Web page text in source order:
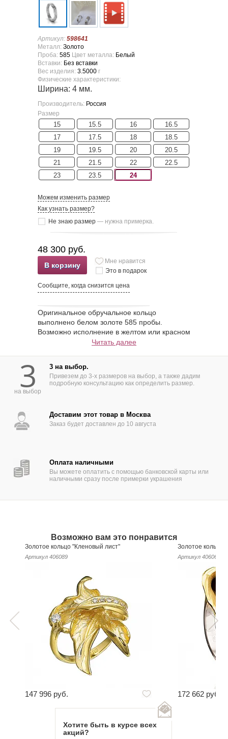
Артикул: 598641
Металл: Золото
Проба: 585 Цвет металла: Белый
Вставки: Без вставки
Вес изделия: 3.5000 г
Физические характеристики:
Ширина: 4 мм.
Производитель: Россия
Размер
15 15.5 16
16.5
17
17.5 18
18.5
19
19.5 20
20.5
21
21.5 22
22.5
23
23.5 24
Можем изменить размер
Как узнать размер?
Не знаю размер — нужна примерка.
48 300 руб.
В корзину
Мне нравится
Это в подарок
Сообщите, когда снизится цена
Оригинальное обручальное кольцо
выполнено белом золоте 585 пробы.
Возможно исполнение в желтом или красном
золоте или 750 пробе. Срок изготовления -
Читать далее
3
на выбор
3 на выбор.
Привезем до 3-х размеров на выбор, а также дадим
подробную консультацию как определить размер.
Доставим этот товар в Москва
Заказ будет доставлен до 10 августа
Оплата наличными
Вы можете оплатить с помощью банковской карты или
наличными сразу после примерки украшения
Возможно вам это понравится
Золотое кольцо "Кленовый лист"
Артикул 406089
147 996 руб.
Золотое кольцо
Артикул 406069
172 662 руб.
Хотите быть в курсе всех
акций?